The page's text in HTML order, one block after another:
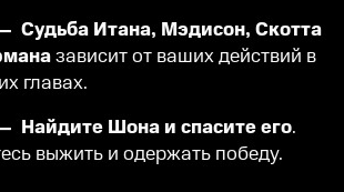
Судьба Итана, Мэдисон, Скотта
зависит от ваших действий в
главах.
Найдите Шона и спасите его.
выжить и одержать победу.